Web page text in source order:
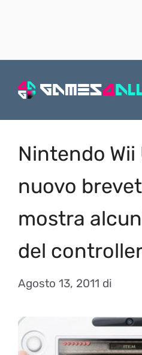
Nintendo Wii
nuovo
mostra
del
Agosto 13, 2011 di